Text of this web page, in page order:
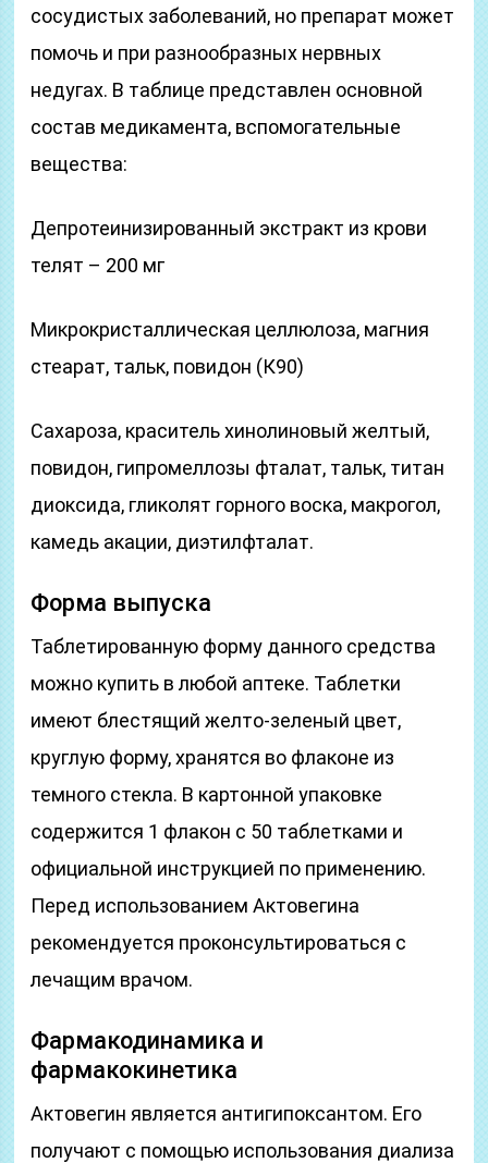
сосудистых заболеваний, но препарат может
помочь и при разнообразных нервных
недугах. В таблице представлен основной
состав медикамента, вспомогательные
вещества:
Депротеинизированный экстракт из крови
телят – 200 мг
Микрокристаллическая целлюлоза, магния
стеарат, тальк, повидон (К90)
Сахароза, краситель хинолиновый желтый,
повидон, гипромеллозы фталат, тальк, титан
диоксида, гликолят горного воска, макрогол,
камедь акации, диэтилфталат.
Форма выпуска
Таблетированную форму данного средства
можно купить в любой аптеке. Таблетки
имеют блестящий желто-зеленый цвет,
круглую форму, хранятся во флаконе из
темного стекла. В картонной упаковке
содержится 1 флакон с 50 таблетками и
официальной инструкцией по применению.
Перед использованием Актовегина
рекомендуется проконсультироваться с
лечащим врачом.
Фармакодинамика и
фармакокинетика
Актовегин является антигипоксантом. Его
получают с помощью использования диализа